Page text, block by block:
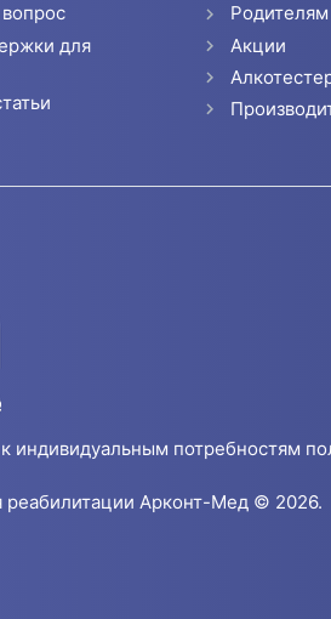
для
Акции
потребностям
реабилитации Арконт-Мед © 2026.